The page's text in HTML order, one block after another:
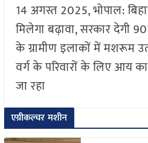
14 अगस्त 2025, भोपाल:
मिलेगा बढ़ावा, सरकार देगी
के ग्रामीण इलाकों में मशरूम
वर्ग के परिवारों के लिए आय
जा रहा
एग्रीकल्चर मशीन